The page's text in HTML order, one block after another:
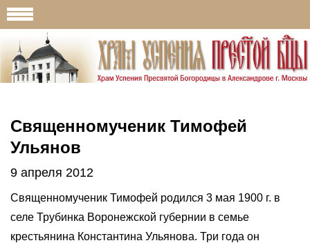
Священномученик Тимофей
Ульянов
9 апреля 2012
Священномученик Тимофей родился 3 мая 1900 г. в
селе Трубинка Воронежской губернии в семье
крестьянина Константина Ульянова. Три года он